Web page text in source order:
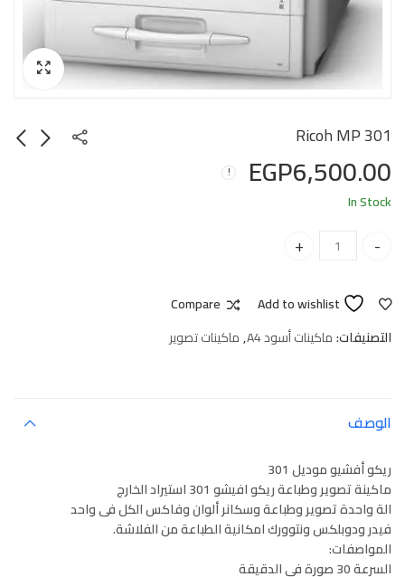
Ricoh MP 301
EGP6,500.00
In Stock
Ricoh MP 301 quantity
Add to wishlist
Compare
التصنيفات:ماكينات أسود A4 ,ماكينات تصوير
الوصف
ريكو أفشيو موديل 301
ماكينة تصوير وطباعة ريكو افيشو 301 استيراد الخارج
الة واحدة تصوير وطباعة وسكانر ألوان وفاكس الكل فى واحد
فيدر ودوبلكس ونتوورك امكانية الطباعة من الفلاشة.
المواصفات:
السرعة 30 صورة فى الدقيقة